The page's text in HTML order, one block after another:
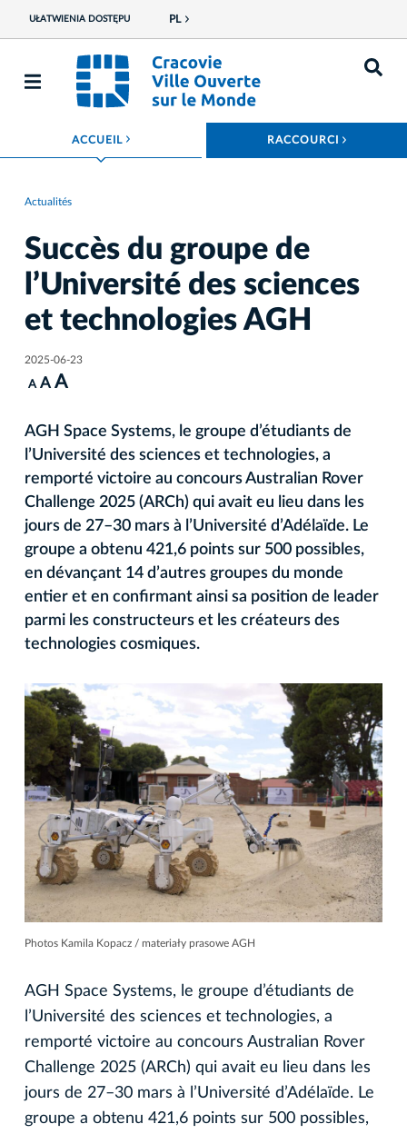
UŁATWIENIA DOSTĘPU PL
ACCUEILROZWIŃ MENU RACCOURCI
Actualités
Succès du groupe de
l’Université des sciences
et technologies AGH
2025-06-23
A A A
AGH Space Systems, le groupe d’étudiants de
l’Université des sciences et technologies, a
remporté victoire au concours Australian Rover
Challenge 2025 (ARCh) qui avait eu lieu dans les
jours de 27–30 mars à l’Université d’Adélaïde. Le
groupe a obtenu 421,6 points sur 500 possibles,
en dévançant 14 d’autres groupes du monde
entier et en confirmant ainsi sa position de leader
parmi les constructeurs et les créateurs des
technologies cosmiques.
Photos Kamila Kopacz / materiały prasowe AGH
AGH Space Systems, le groupe d’étudiants de
l’Université des sciences et technologies, a
remporté victoire au concours Australian Rover
Challenge 2025 (ARCh) qui avait eu lieu dans les
jours de 27–30 mars à l’Université d’Adélaïde. Le
groupe a obtenu 421,6 points sur 500 possibles,